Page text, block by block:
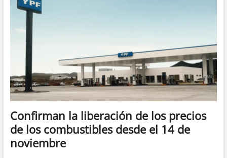
Confirman la liberación de los precios
de los combustibles desde el 14 de
noviembre